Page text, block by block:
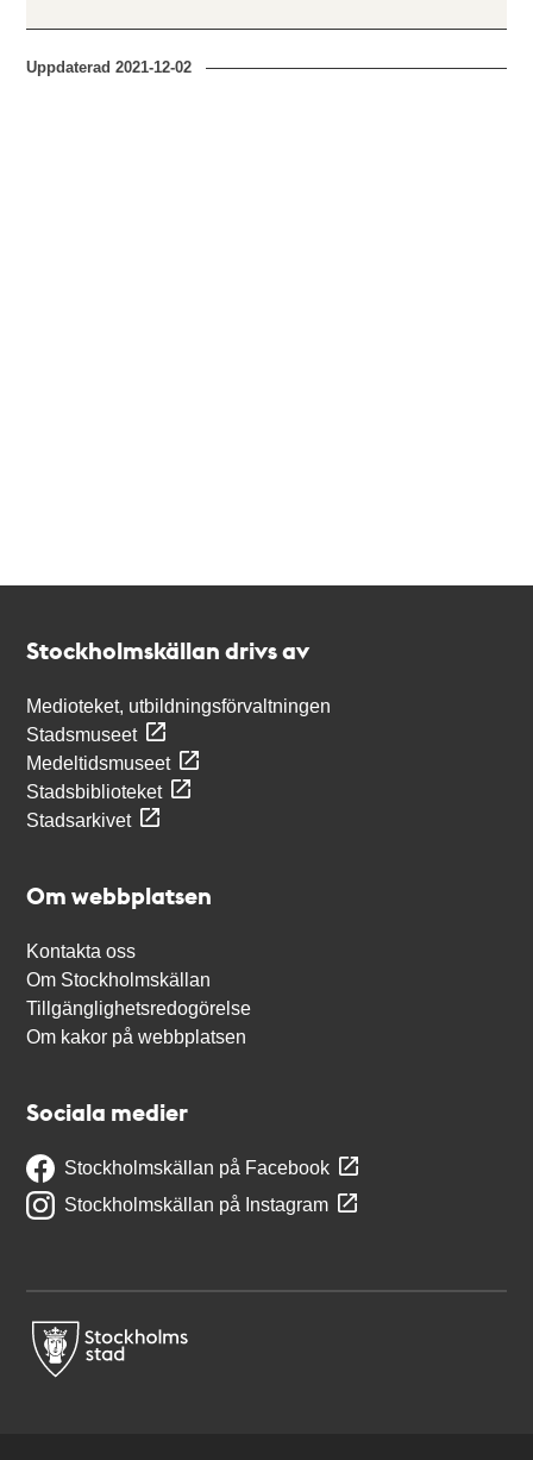
Uppdaterad2021-12-02
Stockholmskällan drivs av
Medioteket, utbildningsförvaltningen
Stadsmuseet
Medeltidsmuseet
Stadsbiblioteket
Stadsarkivet
Om webbplatsen
Kontakta oss
Om Stockholmskällan
Tillgänglighetsredogörelse
Om kakor på webbplatsen
Sociala medier
Stockholmskällan på Facebook
Stockholmskällan på Instagram